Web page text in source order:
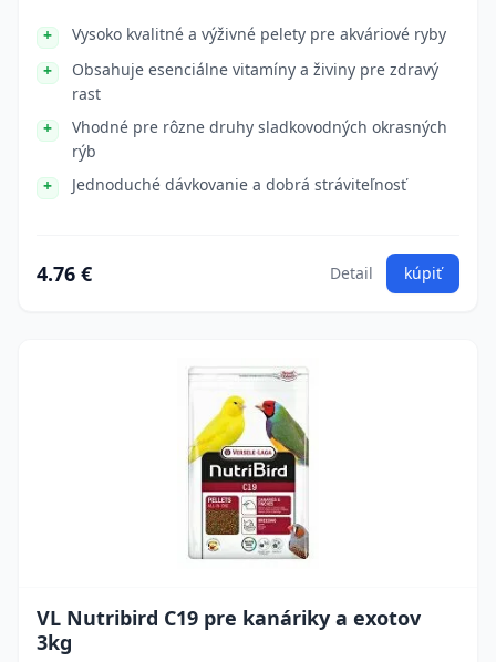
Vysoko kvalitné a výživné pelety pre akváriové ryby
Obsahuje esenciálne vitamíny a živiny pre zdravý
rast
Vhodné pre rôzne druhy sladkovodných okrasných
rýb
Jednoduché dávkovanie a dobrá stráviteľnosť
4.76 € Detail kúpiť
VL Nutribird C19 pre kanáriky a exotov
3kg